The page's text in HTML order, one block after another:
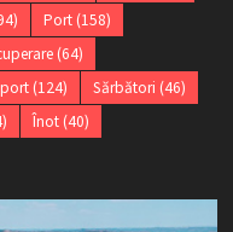
Port(158)
(64)
(124) Sărbători (46)
Înot(40)